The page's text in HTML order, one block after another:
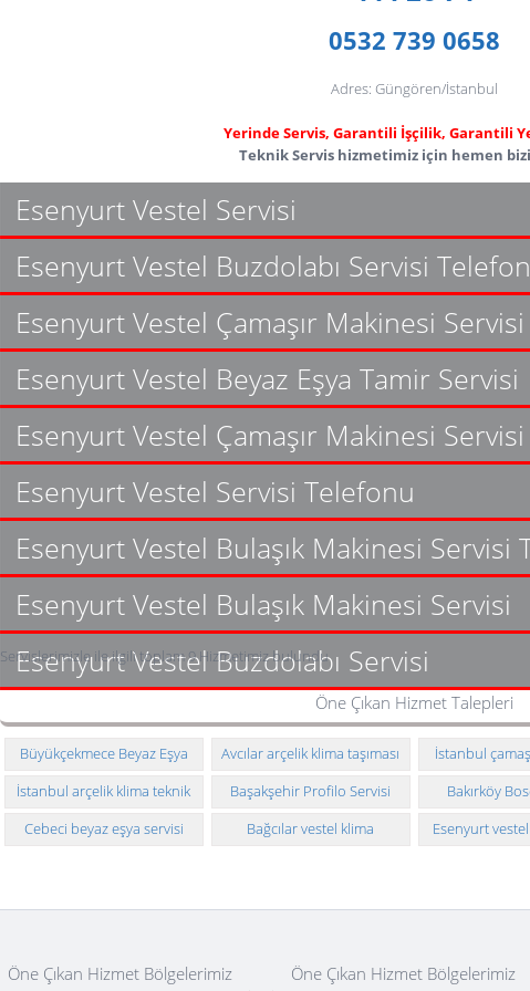
0532 739 0658
Adres: Güngören/İstanbul
Yerinde Servis, Garantili İşçilik, Garantili
Teknik Servis hizmetimiz için hemen bizi
Esenyurt Vestel Servisi
Esenyurt Vestel Buzdolabı Servisi
Esenyurt Vestel Çamaşır Makinesi
Esenyurt Vestel Beyaz Eşya Tamir Servisi
Esenyurt Vestel Çamaşır Makinesi Servisi
Esenyurt Vestel Servisi Telefonu
Esenyurt Vestel Bulaşık Makinesi Servisi
Esenyurt Vestel Bulaşık Makinesi Servisi
Esenyurt Vestel Buzdolabı Servisi
Servislerimizle ile ilgili toplam 9 Hizmetimiz bulundu
Öne Çıkan Hizmet Talepleri
Büyükçekmece Beyaz Eşya
Servisi Telefonu
Avcılar arçelik klima taşıması
ve montajı
İstanbul
arızası ve
İstanbul arçelik klima teknik
servisi
Başakşehir Profilo Servisi Bakırköy
Cebeci beyaz eşya servisi
Bağcılar vestel klima
demontaj montaj
Esenyurt
teknik
Öne Çıkan Hizmet Bölgelerimiz Öne Çıkan Hizmet Bölgelerimiz